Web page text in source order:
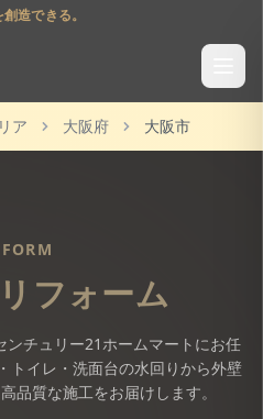
造できる。
ア 大阪府 大阪市
リフォーム
ンチュリー21ホームマートにお任
トイレ・洗面台の水回りから外壁
品質な施工をお届けします。